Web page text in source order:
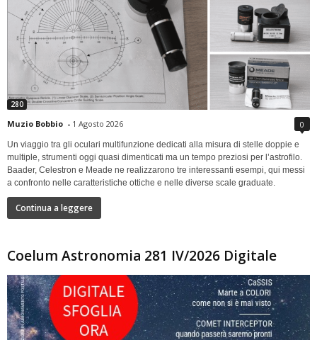
280
Muzio Bobbio - 1 Agosto 2026 0
Un viaggio tra gli oculari multifunzione dedicati alla misura di stelle doppie e
multiple, strumenti oggi quasi dimenticati ma un tempo preziosi per l’astrofilo.
Baader, Celestron e Meade ne realizzarono tre interessanti esempi, qui messi
a confronto nelle caratteristiche ottiche e nelle diverse scale graduate.
Continua a leggere
Coelum Astronomia 281 IV/2026 Digitale